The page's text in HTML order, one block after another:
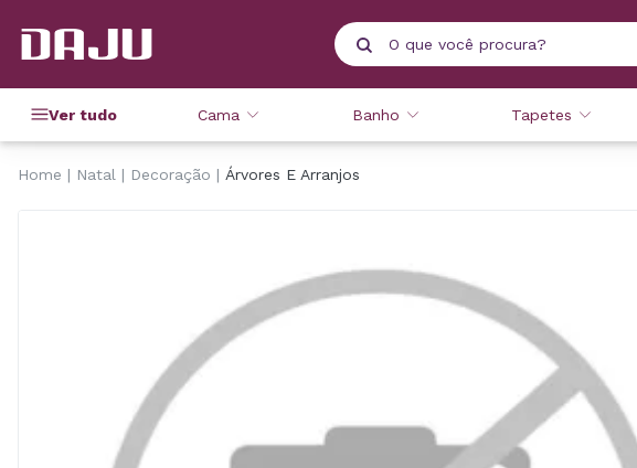
Ver tudo Cama Banho Tapetes
Home Natal Decoração Árvores E Arranjos